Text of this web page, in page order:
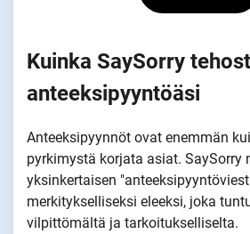
Kuinka SaySorry
anteeksipyyntöäsi
Anteeksipyynnöt ovat enemmän
pyrkimystä korjata asiat. SaySorry
yksinkertaisen
merkitykselliseksi eleeksi, joka
vilpittömältä ja tarkoitukselliselta.